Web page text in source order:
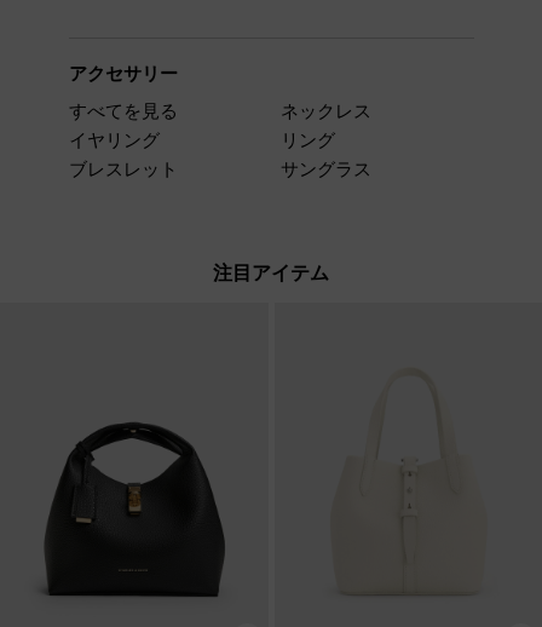
アクセサリー
すべてを見る
イヤリング
ブレスレット
ネックレス
リング
サングラス
注目アイテム